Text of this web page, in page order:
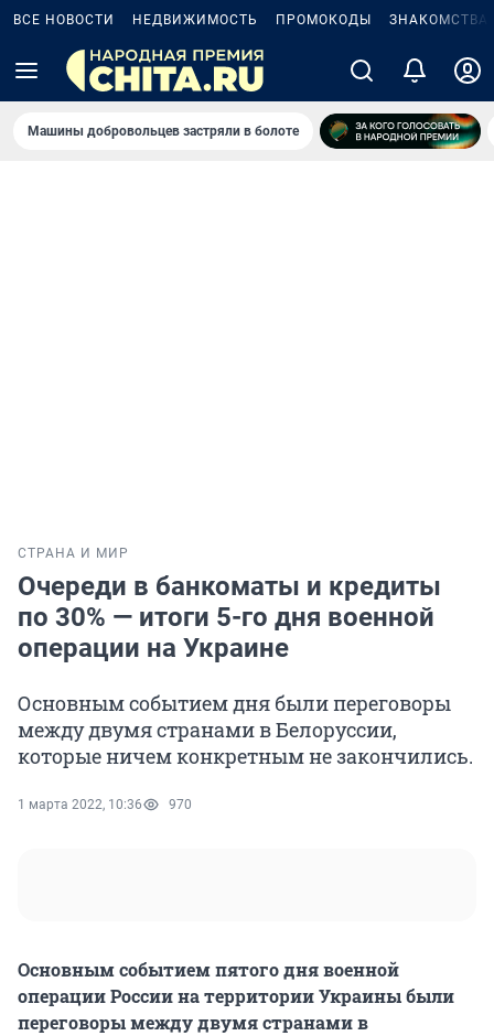
ВСЕ НОВОСТИ НЕДВИЖИМОСТЬ ПРОМОКОДЫ ЗНАКОМСТВА
Машины добровольцев застряли в болоте
СТРАНА И МИР
Очереди в банкоматы и кредиты
по 30% — итоги 5-го дня военной
операции на Украине
Основным событием дня были переговоры
между двумя странами в Белоруссии,
которые ничем конкретным не закончились.
1 марта 2022, 10:36 970
Основным событием пятого дня военной
операции России на территории Украины были
переговоры между двумя странами в